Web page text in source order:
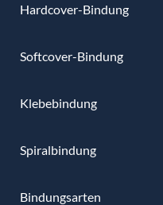
Hardcover-Bindung
Softcover-Bindung
Klebebindung
Spiralbindung
Bindungsarten